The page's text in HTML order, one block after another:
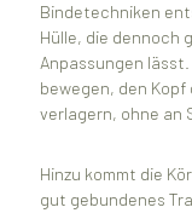
Bindetechniken
Hülle, die dennoch
Anpassungen
bewegen, den
verlagern, ohne an
Hinzu kommt die
gut gebundenes